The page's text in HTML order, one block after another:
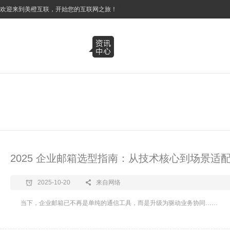
欢迎来到美橙互联，开始您的互联网之旅！
2025 企业邮箱选型指南：从技术核心到场景适
2025-10-20 来自网络
当下，企业邮箱已不再是单纯的通信工具，而是升级为驱动业务协同……